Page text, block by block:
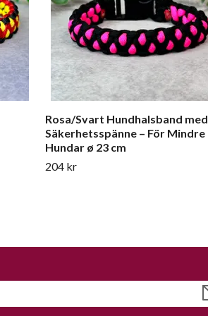
Rosa/Svart Hundhalsband med
Säkerhetsspänne – För Mindre
Hundar ø 23 cm
204 kr